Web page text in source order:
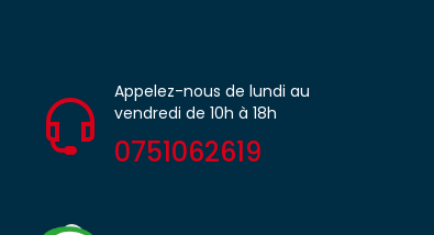
Appelez-nous de lundi au
vendredi de 10h à 18h
0751062619